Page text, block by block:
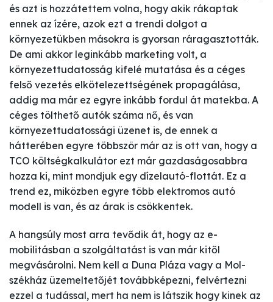
és azt is hozzátettem volna, hogy akik rákaptak
ennek az ízére, azok ezt a trendi dolgot a
környezetükben másokra is gyorsan ráragasztották.
De ami akkor leginkább marketing volt, a
környezettudatosság kifelé mutatása és a céges
felső vezetés elkötelezettségének propagálása,
addig ma már ez egyre inkább fordul át matekba. A
céges tölthető autók száma nő, és van
környezettudatossági üzenet is, de ennek a
hátterében egyre többször már az is ott van, hogy a
TCO költségkalkulátor ezt már gazdaságosabbra
hozza ki, mint mondjuk egy dízelautó-flottát. Ez a
trend ez, miközben egyre több elektromos autó
modell is van, és az árak is csökkentek.
A hangsúly most arra tevődik át, hogy az e-
mobilitásban a szolgáltatást is van már kitől
megvásárolni. Nem kell a Duna Pláza vagy a Mol-
székház üzemeltetőjét továbbképezni, felvértezni
ezzel a tudással, mert ha nem is látszik hogy kinek az